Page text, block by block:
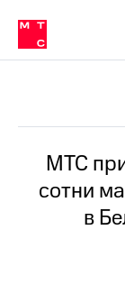
Медиа-центр
и акционерам
Устойчивое
Комплаенс и
в МТС
Пресс-
релизы
МТС
о
МТС
сотни
в